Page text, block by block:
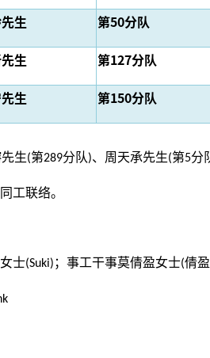
生
第50分队
生
第127分队
生 第150分队
生(第289分队)、周天承先生(第5
工联络。
士(Suki)；事工干事莫倩盈女士(倩